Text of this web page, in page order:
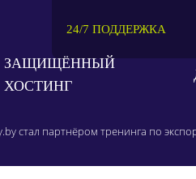
24/7 ПОДДЕРЖКА
ЗАЩИЩЁННЫЙ
ХОСТИНГ
стал партнёром тренинга по